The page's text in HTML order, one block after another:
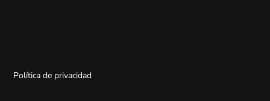
Política de privacidad